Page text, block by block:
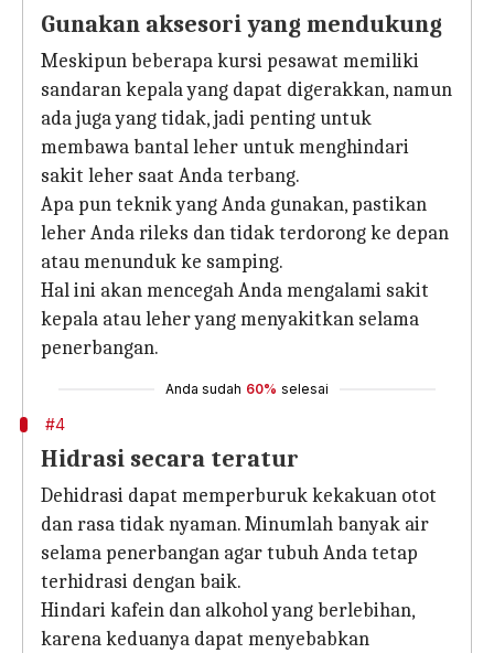
Gunakan aksesori yang mendukung
Meskipun beberapa kursi pesawat memiliki
sandaran kepala yang dapat digerakkan, namun
ada juga yang tidak, jadi penting untuk
membawa bantal leher untuk menghindari
sakit leher saat Anda terbang.
Apa pun teknik yang Anda gunakan, pastikan
leher Anda rileks dan tidak terdorong ke depan
atau menunduk ke samping.
Hal ini akan mencegah Anda mengalami sakit
kepala atau leher yang menyakitkan selama
penerbangan.
Anda sudah 60% selesai
#4
Hidrasi secara teratur
Dehidrasi dapat memperburuk kekakuan otot
dan rasa tidak nyaman. Minumlah banyak air
selama penerbangan agar tubuh Anda tetap
terhidrasi dengan baik.
Hindari kafein dan alkohol yang berlebihan,
karena keduanya dapat menyebabkan